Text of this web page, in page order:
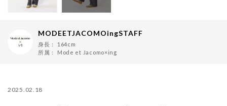
MODEETJACOMOingSTAFF
身長：
164cm
所属： Mode et Jacomo×ing
2025.02.18